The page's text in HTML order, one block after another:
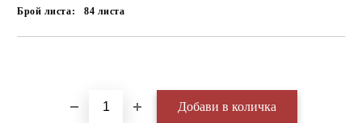
Брой листа: 84 листа